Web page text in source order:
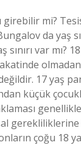
girebilir mi?
da yaş
var mı?
17 yaş
küçük
gerekliliklerine
çoğu 18